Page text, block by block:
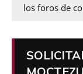
los foros de